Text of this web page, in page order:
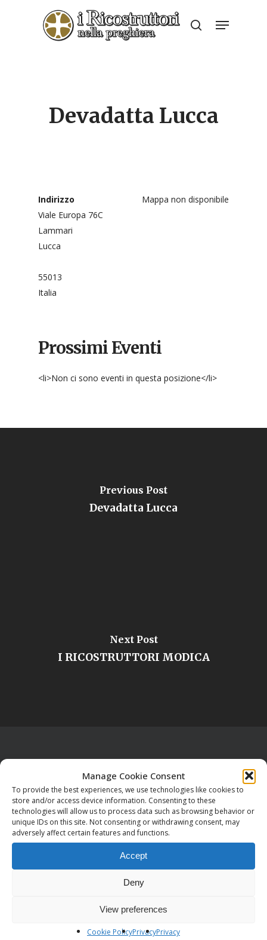
Manage Cookie Consent
To provide the best experiences, we use technologies like cookies to
store and/or access device information. Consenting to these
technologies will allow us to process data such as browsing behavior or
unique IDs on this site. Not consenting or withdrawing consent, may
adversely affect certain features and functions.
Accept
Deny
View preferences
Cookie PolicyPrivacyPrivacy
search
Menu
Devadatta Lucca
Indirizzo
Viale Europa 76C
Lammari
Lucca
55013
Italia
Mappa non disponibile
Prossimi Eventi
<li>Non ci sono eventi in questa posizione</li>
Previous Post
Devadatta Lucca
Next Post
I RICOSTRUTTORI MODICA
Associazione I Ricostruttori nella preghiera
La Missione dei Ricostruttori nella preghiera è
farsi testimoni di una cristianità capace di venire
incontro al bisogno di preghiera e ricerca
contemporaneo. Attingendo alle risorse della
tradizione cristiana, propongono un cammino di